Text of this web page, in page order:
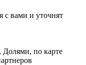
с вами и уточнят
Долями, по карте